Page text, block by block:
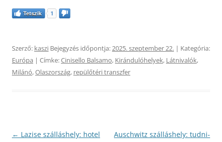
Tetszik 1
Szerző: kaszi Bejegyzés időpontja:2025. szeptember 22. | Kategória:
Európa | Címke:Cinisello Balsamo, Kirándulóhelyek, Látnivalók,
Milánó,Olaszország, repülőtéri transzfer
Bejegyzés
← Lazise szálláshely: hotel
Auschwitz szálláshely: tudni-